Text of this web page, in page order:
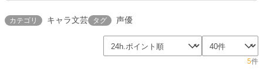
カテゴリ キャラ文芸 タグ 声優
5件